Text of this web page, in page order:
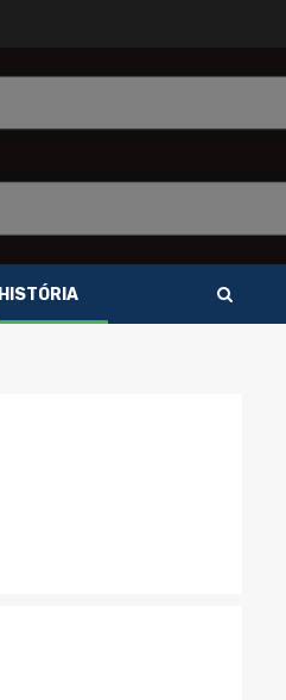
HISTÓRIA